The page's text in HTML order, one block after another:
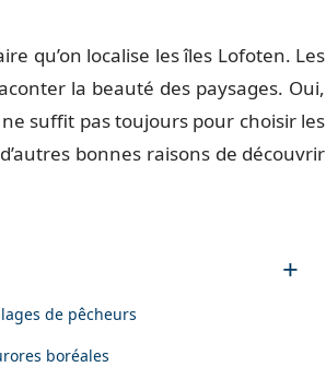
qu’on localise les îles Lofoten. Les
la beauté des paysages. Oui,
suffit pas toujours pour choisir les
bonnes raisons de découvrir
de pêcheurs
boréales